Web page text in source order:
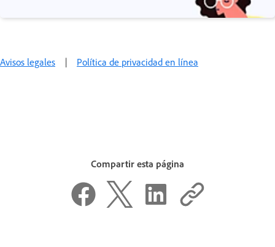
Avisos legales | Política de privacidad en línea
Compartir esta página